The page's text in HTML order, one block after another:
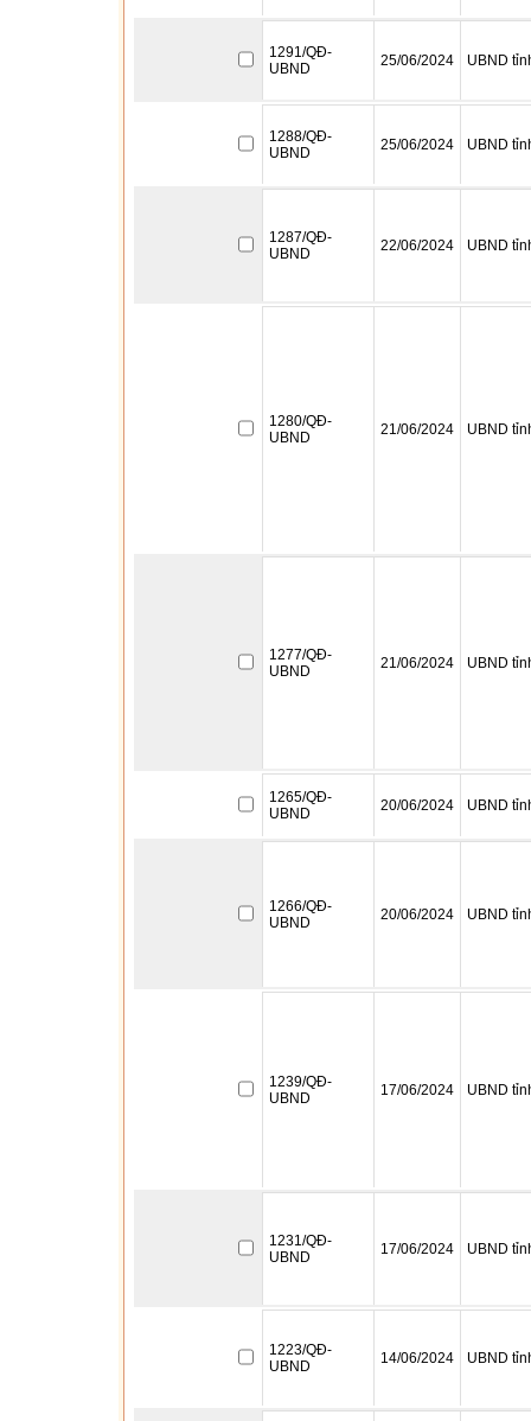
1291/QĐ-
UBND
25/06/2024 UBND
1288/QĐ-
UBND
25/06/2024 UBND
1287/QĐ-
UBND
22/06/2024 UBND
1280/QĐ-
UBND
21/06/2024 UBND
1277/QĐ-
UBND
21/06/2024 UBND
1265/QĐ-
UBND
20/06/2024 UBND
1266/QĐ-
UBND
20/06/2024 UBND
1239/QĐ-
UBND
17/06/2024 UBND
1231/QĐ-
UBND
17/06/2024 UBND
1223/QĐ-
UBND
14/06/2024 UBND